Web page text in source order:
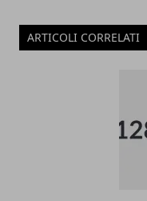
ARTICOLI CORRELATI